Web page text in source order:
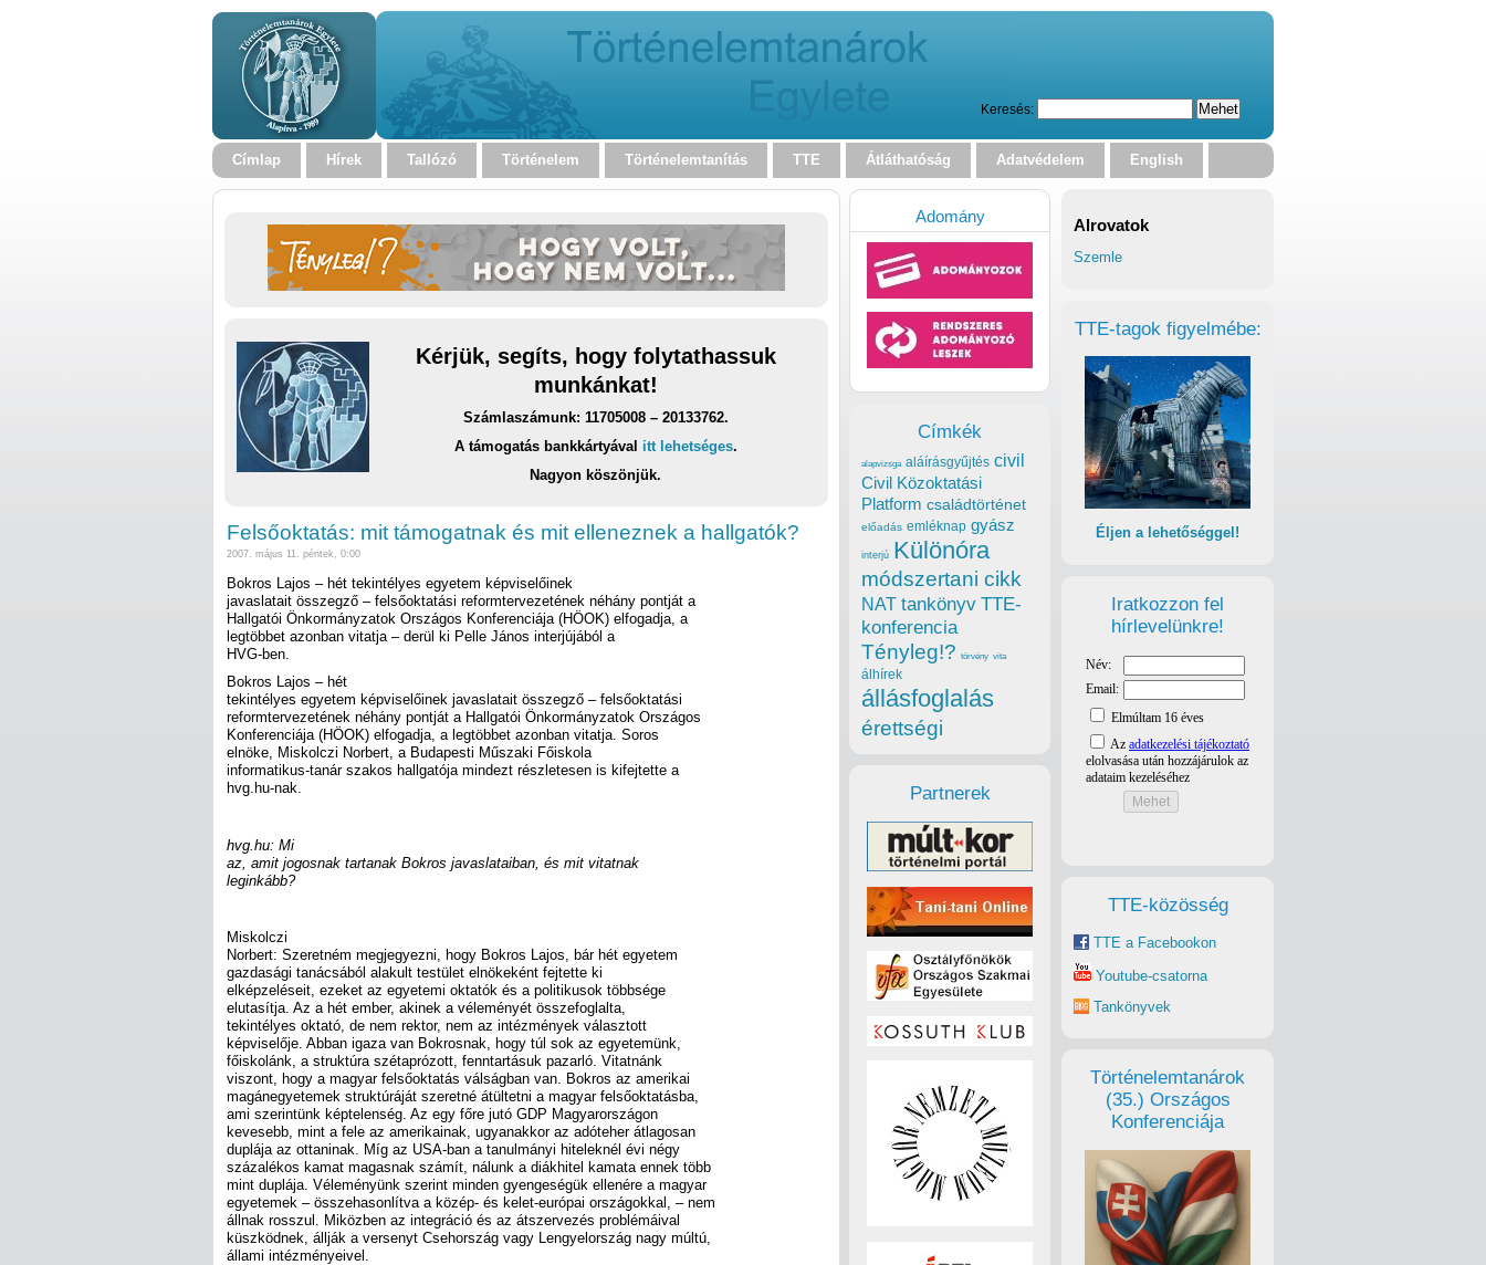
Keresés:
Címlap Hírek Tallózó Történelem Történelemtanítás TTE Átláthatóság Adatvédelem English
Kérjük, segíts, hogy folytathassuk
munkánkat!
Számlaszámunk: 11705008 – 20133762.
A támogatás bankkártyával itt lehetséges.
Nagyon köszönjük.
Felsőoktatás: mit támogatnak és mit elleneznek a hallgatók?
2007. május 11. péntek, 0:00
Bokros Lajos – hét tekintélyes egyetem képviselőinek
javaslatait összegző – felsőoktatási reformtervezetének néhány pontját a
Hallgatói Önkormányzatok Országos Konferenciája (HÖOK) elfogadja, a
legtöbbet azonban vitatja – derül ki Pelle János interjújából a
HVG-ben.
Bokros Lajos – hét
tekintélyes egyetem képviselőinek javaslatait összegző – felsőoktatási
reformtervezetének néhány pontját a Hallgatói Önkormányzatok Országos
Konferenciája (HÖOK) elfogadja, a legtöbbet azonban vitatja. Soros
elnöke, Miskolczi Norbert, a Budapesti Műszaki Főiskola
informatikus-tanár szakos hallgatója mindezt részletesen is kifejtette a
hvg.hu-nak.
hvg.hu: Mi
az, amit jogosnak tartanak Bokros javaslataiban, és mit vitatnak
leginkább?
Miskolczi
Norbert: Szeretném megjegyezni, hogy Bokros Lajos, bár hét egyetem
gazdasági tanácsából alakult testület elnökeként fejtette ki
elképzeléseit, ezeket az egyetemi oktatók és a politikusok többsége
elutasítja. Az a hét ember, akinek a véleményét összefoglalta,
tekintélyes oktató, de nem rektor, nem az intézmények választott
képviselője. Abban igaza van Bokrosnak, hogy túl sok az egyetemünk,
főiskolánk, a struktúra szétaprózott, fenntartásuk pazarló. Vitatnánk
viszont, hogy a magyar felsőoktatás válságban van. Bokros az amerikai
magánegyetemek struktúráját szeretné átültetni a magyar felsőoktatásba,
ami szerintünk képtelenség. Az egy főre jutó GDP Magyarországon
kevesebb, mint a fele az amerikainak, ugyanakkor az adóteher átlagosan
duplája az ottaninak. Míg az USA-ban a tanulmányi hiteleknél évi négy
százalékos kamat magasnak számít, nálunk a diákhitel kamata ennek több
mint duplája. Véleményünk szerint minden gyengeségük ellenére a magyar
egyetemek – összehasonlítva a közép- és kelet-európai országokkal, – nem
állnak rosszul. Miközben az integráció és az átszervezés problémáival
küszködnek, állják a versenyt Csehország vagy Lengyelország nagy múltú,
állami intézményeivel.
Alrovatok
Szemle
TTE-tagok figyelmébe:
Éljen a lehetőséggel!
Iratkozzon fel
hírlevelünkre!
TTE-közösség
TTE a Facebookon
Youtube-csatorna
Tankönyvek
Történelemtanárok
(35.) Országos
Konferenciája
Adomány
Címkék
alapvizsga aláírásgyűjtés civil
Civil Közoktatási
Platform családtörténet
előadás emléknap gyász
interjú Különóra
módszertani cikk
NAT tankönyv TTE-
konferencia
Tényleg!? törvény vita
álhírek
állásfoglalás
érettségi
Partnerek